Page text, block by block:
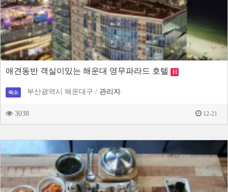
애견동반 객실이있는 해운대 영무파라드 호텔 H
숙소 부산광역시 해운대구 / 관리자
3038 12-21